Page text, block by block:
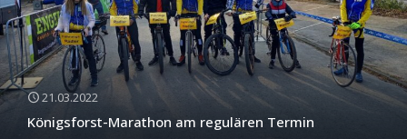
21.03.2022
Königsforst-Marathon am regulären Termin